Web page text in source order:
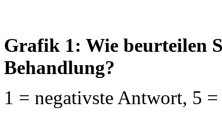
Grafik 1: Wie beurteilen
Behandlung?
1 = negativste Antwort, 5